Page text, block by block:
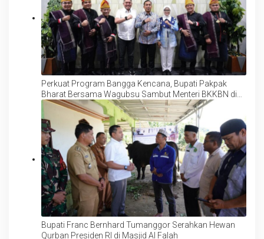
Perkuat Program Bangga Kencana, Bupati Pakpak
Bharat Bersama Wagubsu Sambut Menteri BKKBN di
Bandara Kuala Namu
Bupati Franc Bernhard Tumanggor Serahkan Hewan
Qurban Presiden RI di Masjid Al Falah